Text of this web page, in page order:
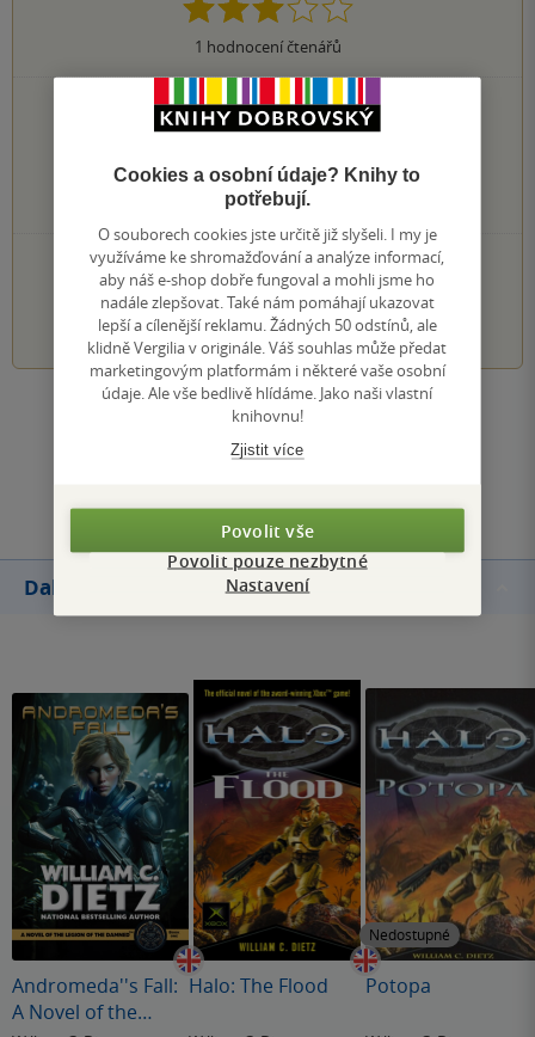
1 hodnocení čtenářů
0×
5 hvězdiček
0×
4 hvězdičky
0×
2 hvězdičky
0×
1 hvezdička
PŘIDEJTE SVÉ HODNOCENÍ KNIHY
1 2 3 4 5
Zobrazit všechna hodnocení
Další knihy autora
Andromeda''s Fall:
A Novel of the
Halo: The Flood
Nedostupné
Potopa
Cookies a osobní údaje? Knihy to
potřebují.
O souborech cookies jste určitě již slyšeli. I my je
využíváme ke shromažďování a analýze informací,
aby náš e-shop dobře fungoval a mohli jsme ho
nadále zlepšovat. Také nám pomáhají ukazovat
lepší a cílenější reklamu. Žádných 50 odstínů, ale
klidně Vergilia v originále. Váš souhlas může předat
marketingovým platformám i některé vaše osobní
údaje. Ale vše bedlivě hlídáme. Jako naši vlastní
knihovnu!
Zjistit více
Povolit vše
Povolit pouze nezbytné
Nastavení